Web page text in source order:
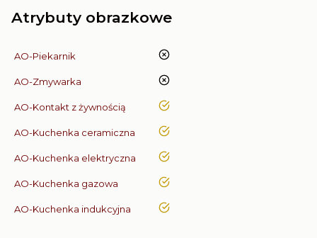
Atrybuty obrazkowe
AO-Piekarnik nie
AO-Zmywarka nie
AO-Kontakt z żywnością tak
AO-Kuchenka ceramiczna tak
AO-Kuchenka elektryczna tak
AO-Kuchenka gazowa tak
AO-Kuchenka indukcyjna tak